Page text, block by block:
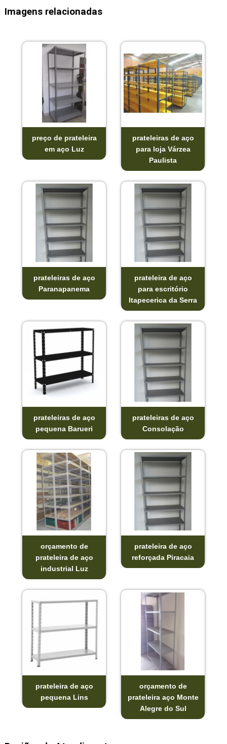
Imagens relacionadas
preço de prateleira
em aço Luz
prateleiras de aço
para loja Várzea
Paulista
prateleiras de aço
Paranapanema
prateleira de aço
para escritório
Itapecerica da Serra
prateleiras de aço
pequena Barueri
prateleiras de aço
Consolação
orçamento de
prateleira de aço
industrial Luz
prateleira de aço
reforçada Piracaia
prateleira de aço
pequena Lins
orçamento de
prateleira aço Monte
Alegre do Sul